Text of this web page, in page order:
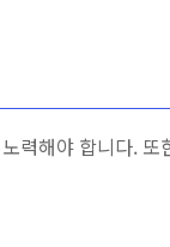
력해야 합니다. 또